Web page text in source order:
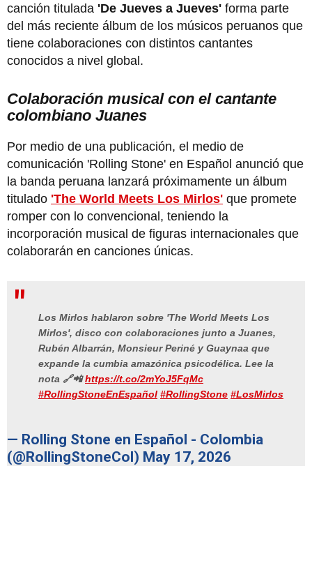
canción titulada 'De Jueves a Jueves' forma parte
del más reciente álbum de los músicos peruanos que
tiene colaboraciones con distintos cantantes
conocidos a nivel global.
Colaboración musical con el cantante
colombiano Juanes
Por medio de una publicación, el medio de
comunicación 'Rolling Stone' en Español anunció que
la banda peruana lanzará próximamente un álbum
titulado 'The World Meets Los Mirlos' que promete
romper con lo convencional, teniendo la
incorporación musical de figuras internacionales que
colaborarán en canciones únicas.
Los Mirlos hablaron sobre 'The World Meets Los
Mirlos', disco con colaboraciones junto a Juanes,
Rubén Albarrán, Monsieur Periné y Guaynaa que
expande la cumbia amazónica psicodélica. Lee la
nota 🔗📲https://t.co/2mYoJ5FqMc
#RollingStoneEnEspañol #RollingStone #LosMirlos
— Rolling Stone en Español - Colombia
(@RollingStoneCol) May 17, 2026